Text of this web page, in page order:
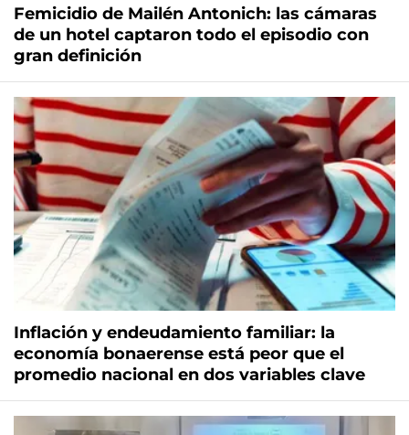
Femicidio de Mailén Antonich: las cámaras
de un hotel captaron todo el episodio con
gran definición
Inflación y endeudamiento familiar: la
economía bonaerense está peor que el
promedio nacional en dos variables clave